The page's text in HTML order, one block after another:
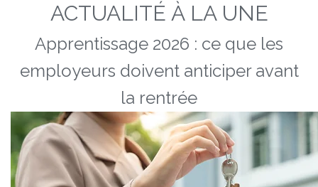
ACTUALITÉ À LA UNE
Apprentissage 2026 : ce que les
employeurs doivent anticiper avant
la rentrée